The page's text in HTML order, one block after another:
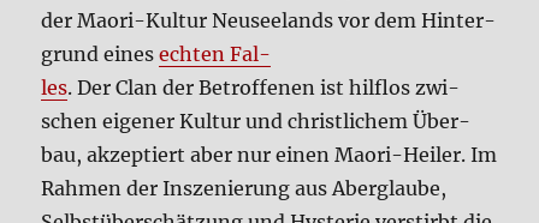
der Mao­ri-Kul­tur Neu­see­lands vor dem Hin­ter­
grund einesech­ten Fal­
les. Der Clan der Betrof­fe­nen ist hilf­los zwi­
schen eige­ner Kul­tur und christ­li­chem Über­
bau, akzep­tiert aber nur einen Mao­ri-Hei­ler. Im
Rah­men der Insze­nie­rung aus Aber­glau­be,